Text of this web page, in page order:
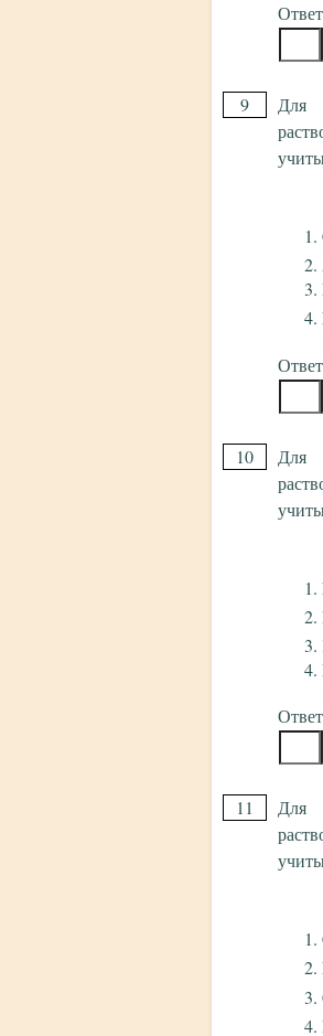
9
Для
10
Для
11
Для